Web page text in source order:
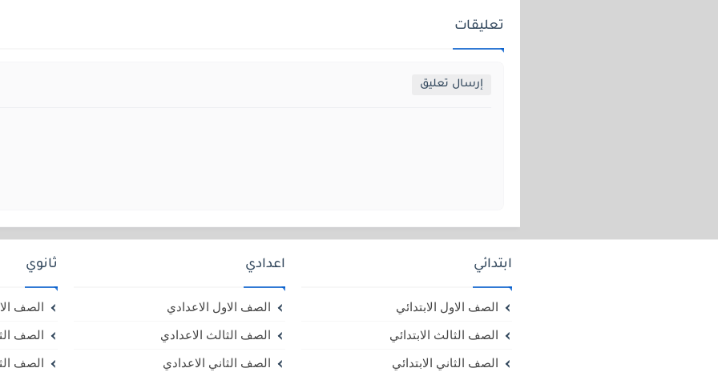
تعليقات
إرسال تعليق
ابتدائي
الصف الاول الابتدائي
الصف الثالث الابتدائي
الصف الثاني الابتدائي
اعدادي
الصف الاول الاعدادي
الصف الثالث الاعدادي
الصف الثاني الاعدادي
ثانوي
الصف
الصف
الصف